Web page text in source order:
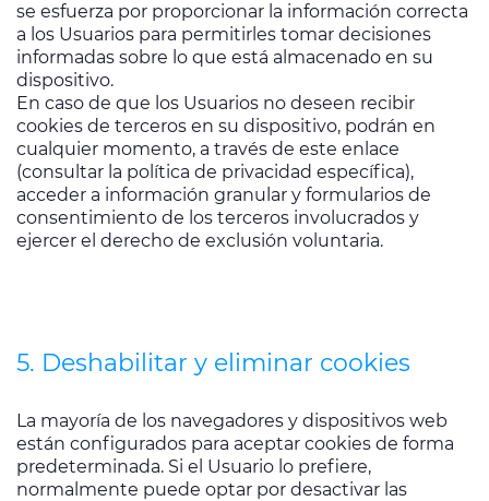
se esfuerza por proporcionar la información correcta
a los Usuarios para permitirles tomar decisiones
informadas sobre lo que está almacenado en su
dispositivo.
En caso de que los Usuarios no deseen recibir
cookies de terceros en su dispositivo, podrán en
cualquier momento, a través de este enlace
(consultar la política de privacidad específica),
acceder a información granular y formularios de
consentimiento de los terceros involucrados y
ejercer el derecho de exclusión voluntaria.
5. Deshabilitar y eliminar cookies
La mayoría de los navegadores y dispositivos web
están configurados para aceptar cookies de forma
predeterminada. Si el Usuario lo prefiere,
normalmente puede optar por desactivar las